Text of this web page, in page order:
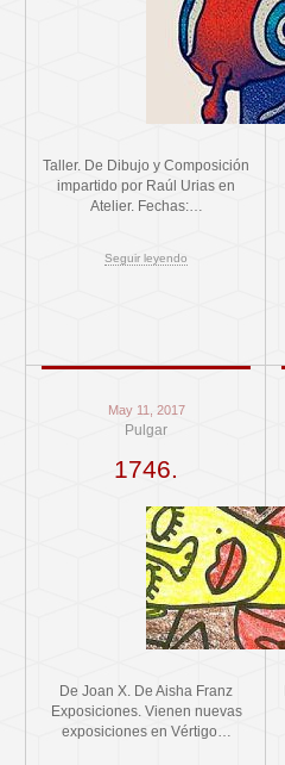
Taller. De Dibujo y Composición
impartido por Raúl Urias en
Atelier. Fechas:…
Seguir leyendo
May 11, 2017
Pulgar
1746.
De Joan X. De Aisha Franz
Exposiciones. Vienen nuevas
exposiciones en Vértigo…